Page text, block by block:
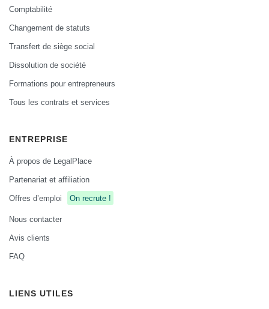
Comptabilité
Changement de statuts
Transfert de siège social
Dissolution de société
Formations pour entrepreneurs
Tous les contrats et services
ENTREPRISE
À propos de LegalPlace
Partenariat et affiliation
Offres d’emploi
On recrute !
Nous contacter
Avis clients
FAQ
LIENS UTILES